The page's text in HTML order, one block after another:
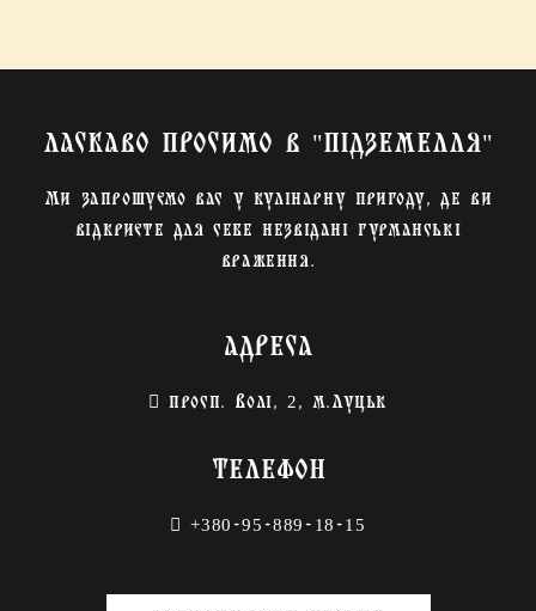
ЛАСКАВО ПРОСИМО В "ПІДЗЕМЕЛЛЯ"
Ми запрошуємо вас у кулінарну пригоду, де ви
відкриєте для себе незвідані гурманські
враження.
АДРЕСА
просп. Волі, 2, м.Луцьк
ТЕЛЕФОН
+380-95-889-18-15